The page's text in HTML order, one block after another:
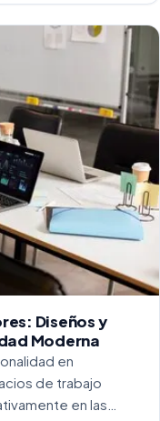
Diseños y
Moderna
en
de trabajo
en las